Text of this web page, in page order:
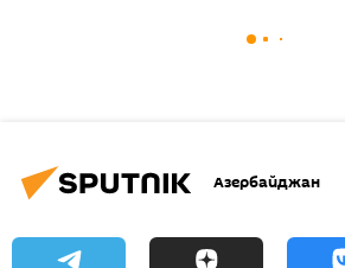
Азербайджан